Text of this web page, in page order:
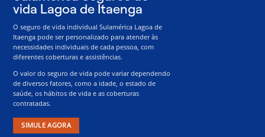
vida Lagoa de Itaenga
O seguro de vida individual Sulamérica Lagoa de
Itaenga pode ser personalizado para atender às
necessidades individuais de cada pessoa, com
diferentes coberturas e assistências.
O valor do seguro de vida pode variar dependendo
de diversos fatores, como a idade, o estado de
saúde, os hábitos de vida e as coberturas
contratadas.
SIMULE AGORA